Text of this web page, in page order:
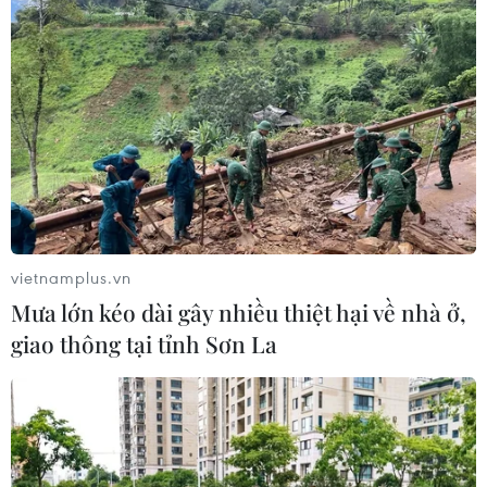
vietnamplus.vn
Mưa lớn kéo dài gây nhiều thiệt hại về nhà ở,
giao thông tại tỉnh Sơn La